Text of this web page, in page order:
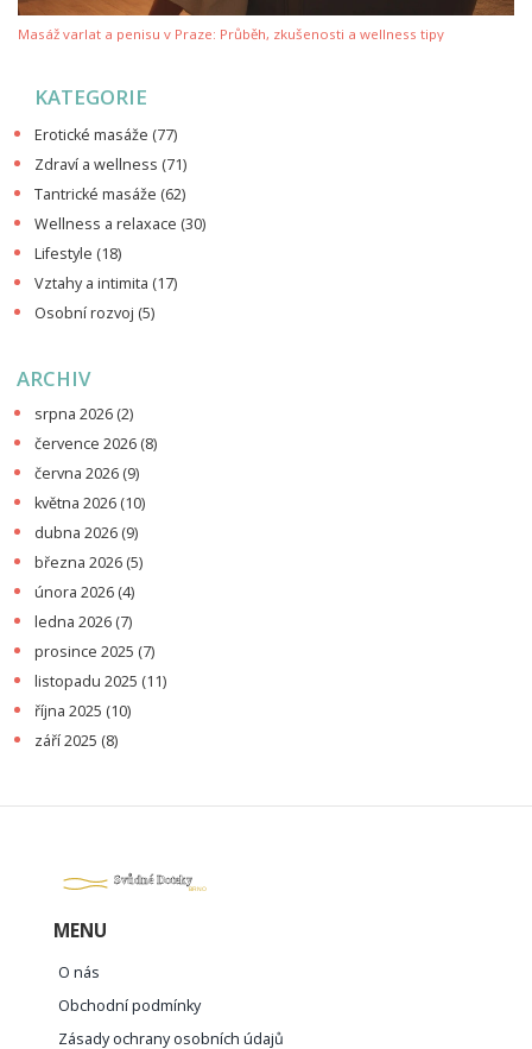
Masáž varlat a penisu v Praze: Průběh, zkušenosti a wellness tipy
KATEGORIE
Erotické masáže (77)
Zdraví a wellness (71)
Tantrické masáže (62)
Wellness a relaxace (30)
Lifestyle (18)
Vztahy a intimita (17)
Osobní rozvoj (5)
ARCHIV
srpna 2026 (2)
července 2026 (8)
června 2026 (9)
května 2026 (10)
dubna 2026 (9)
března 2026 (5)
února 2026 (4)
ledna 2026 (7)
prosince 2025 (7)
listopadu 2025 (11)
října 2025 (10)
září 2025 (8)
MENU
O nás
Obchodní podmínky
Zásady ochrany osobních údajů